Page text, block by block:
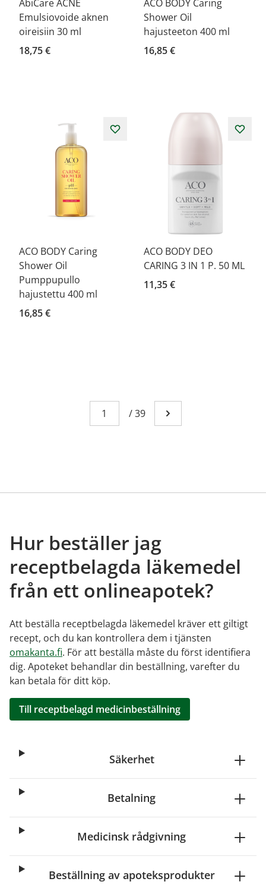
AbiCare ACNE
Emulsiovoide aknen
oireisiin 30 ml
18,75 €
ACO BODY Caring
Shower Oil
hajusteeton 400 ml
16,85 €
ACO BODY Caring
Shower Oil
Pumppupullo
hajustettu 400 ml
16,85 €
ACO BODY DEO
CARING 3 IN 1 P. 50 ML
11,35 €
Page
You're currently reading page 1
/39 Go to next page
Hur beställer jag
receptbelagda läkemedel
från ett onlineapotek?
Att beställa receptbelagda läkemedel kräver ett giltigt
recept, och du kan kontrollera dem i tjänsten
omakanta.fi. För att beställa måste du först identifiera
dig. Apoteket behandlar din beställning, varefter du
kan betala för ditt köp.
Till receptbelagd medicinbeställning
Säkerhet
Betalning
Medicinsk rådgivning
Beställning av apoteksprodukter